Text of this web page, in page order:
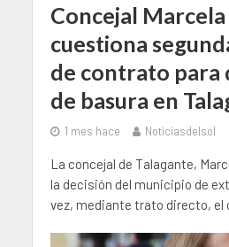
Concejal
cuestiona
de contrato para
de basura en
1 mes hace Noticiasdelsol
La concejal de Talagante,
la decisión del municipio de
vez, mediante trato directo, el